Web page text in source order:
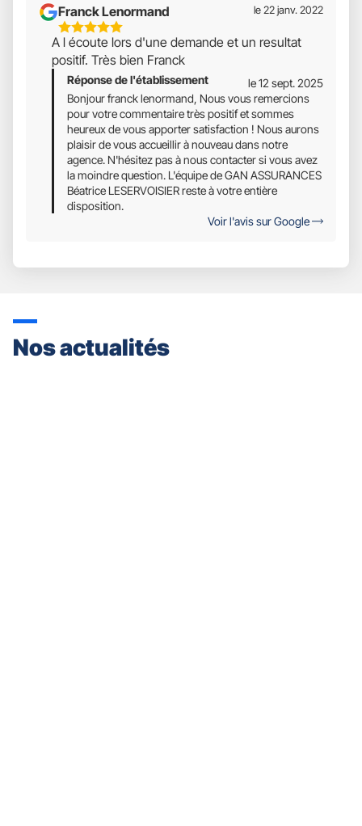
Franck Lenormand
5
Étoiles
Sur
le 22 janv. 2022
A l écoute lors d'une demande et un resultat
positif. Très bien Franck
Réponse de l'établissement
le 12 sept. 2025
Bonjour franck lenormand, Nous vous remercions
pour votre commentaire très positif et sommes
heureux de vous apporter satisfaction ! Nous aurons
plaisir de vous accueillir à nouveau dans notre
agence. N'hésitez pas à nous contacter si vous avez
la moindre question. L'équipe de GAN ASSURANCES
Béatrice LESERVOISIER reste à votre entière
disposition.
Voir l'avis sur Google
Nos actualités